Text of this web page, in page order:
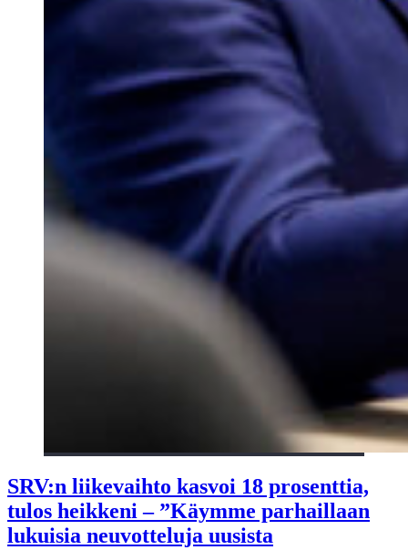
SRV:n liikevaihto kasvoi 18 prosenttia,
tulos heikkeni – ”Käymme parhaillaan
lukuisia neuvotteluja uusista